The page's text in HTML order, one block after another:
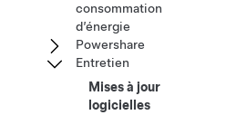
consommation
d’énergie
Powershare
Entretien
Mises à jour
logicielles